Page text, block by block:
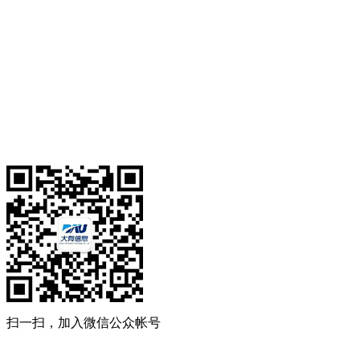
扫一扫，加入微信公众帐号